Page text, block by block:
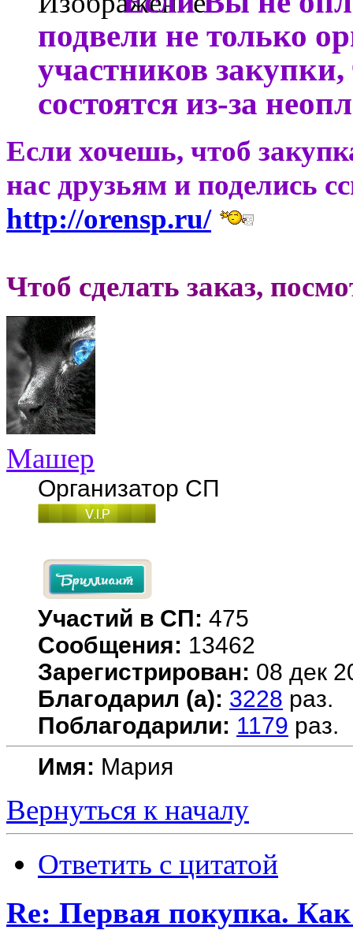
подвели не только
участников
состоятся из-за
Если хочешь, чтоб
нас друзьям и поделись
http://orensp.ru/
Чтоб сделать заказ,
Машер
Организатор СП
Участий в СП: 475
Сообщения: 13462
Зарегистрирован: 08 дек
Благодарил (а): 3228 раз.
Поблагодарили: 1179 раз.
Имя: Мария
Вернуться к началу
Ответить с цитатой
Re: Первая покупка.